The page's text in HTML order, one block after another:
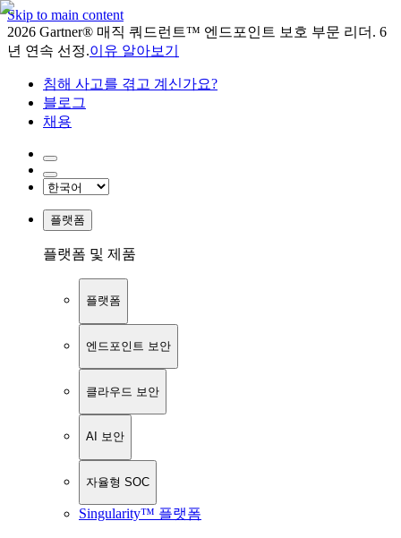
Skip to main content
2026 Gartner® 매직 쿼드런트™ 엔드포인트 보호 부문 리더. 6
년 연속 선정.이유 알아보기
침해 사고를 겪고 계신가요?
블로그
채용
플랫폼
플랫폼 및 제품
플랫폼
엔드포인트 보안
클라우드 보안
AI 보안
자율형 SOC
Singularity™ 플랫폼